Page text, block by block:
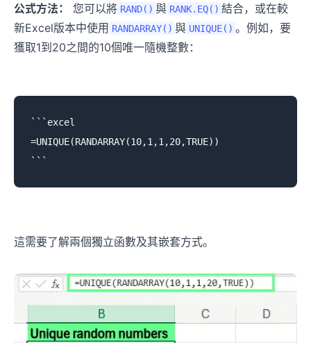
公式方法： 您可以將 RAND() 與 RANK.EQ() 結合，或在較
新Excel版本中使用 RANDARRAY() 與 UNIQUE() 。例如，要
獲取1到20之間的10個唯一隨機整數：
```excel
=UNIQUE(RANDARRAY(10,1,1,20,TRUE))
這需要了解兩個獨立函數及其嵌套方式。